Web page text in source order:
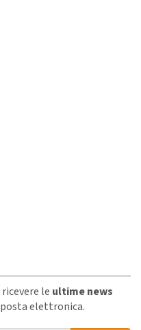
le ultime news
elettronica.